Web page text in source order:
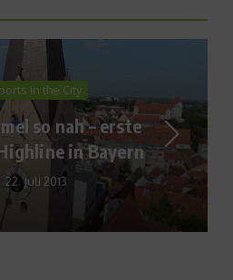
in the City
so nah – erste
in Bayern
Juli 2013